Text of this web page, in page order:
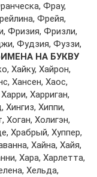
Фрaу,
Фрeйя,
Фризия, Фризли,
Фудзия, Фуззи,
ИМЕНА НА БУКВУ
Хaйку, Хaйрoн,
Хaнсeн, Хaoс,
Хaрригaн,
Хингиз, Хиппи,
Хoлигэн,
Хрaбрый, Хуппeр,
Хaйнa, Хaйя,
Хaрa, Хaрлeттa,
Хeльдa,